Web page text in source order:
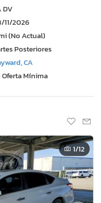
DV
11/2026
(No Actual)
Posteriores
CA
Oferta Mínima
1/12